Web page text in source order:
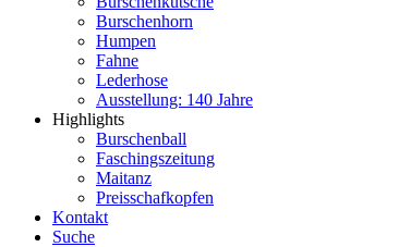
Burschenhorn
Humpen
Fahne
Lederhose
Ausstellung: 140 Jahre
Highlights
Burschenball
Faschingszeitung
Maitanz
Preisschafkopfen
Kontakt
Suche